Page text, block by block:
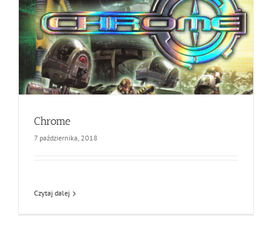
Chrome
7 października, 2018
Czytaj dalej